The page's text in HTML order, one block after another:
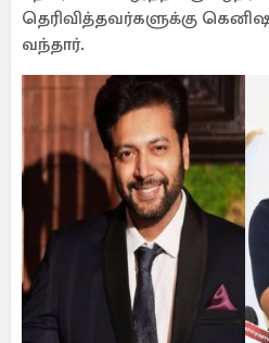
யார் கையை
மாமியார்
இதனால் ஆர்த்தி குறித்து
பேசுவதாக குற்றம்சாட்டி,
நீதிமன்றத்தை நாடினர்.
இந்த வழக்கில், எந்த
எதிராகக் கருத்துத்